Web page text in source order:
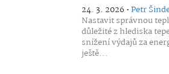
24. 3. 2026 •Petr
Nastavit správnou
důležité z hlediska
snížení výdajů za
ještě...